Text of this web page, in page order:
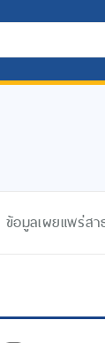
ข้อมูลเผยแพร่ส